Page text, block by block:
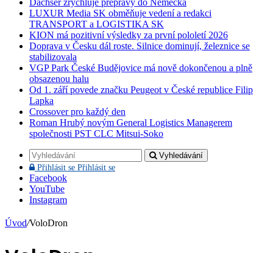
Dachser zrychluje přepravy do Německa
LUXUR Media SK obměňuje vedení a redakci
TRANSPORT a LOGISTIKA SK
KION má pozitivní výsledky za první pololetí 2026
Doprava v Česku dál roste. Silnice dominují, železnice se
stabilizovala
VGP Park České Budějovice má nově dokončenou a plně
obsazenou halu
Od 1. září povede značku Peugeot v České republice Filip
Lapka
Crossover pro každý den
Roman Hrubý novým General Logistics Managerem
společnosti PST CLC Mitsui-Soko
Vyhledávání
Přihlásit se Přihlásit se
Facebook
YouTube
Instagram
Úvod/VoloDron